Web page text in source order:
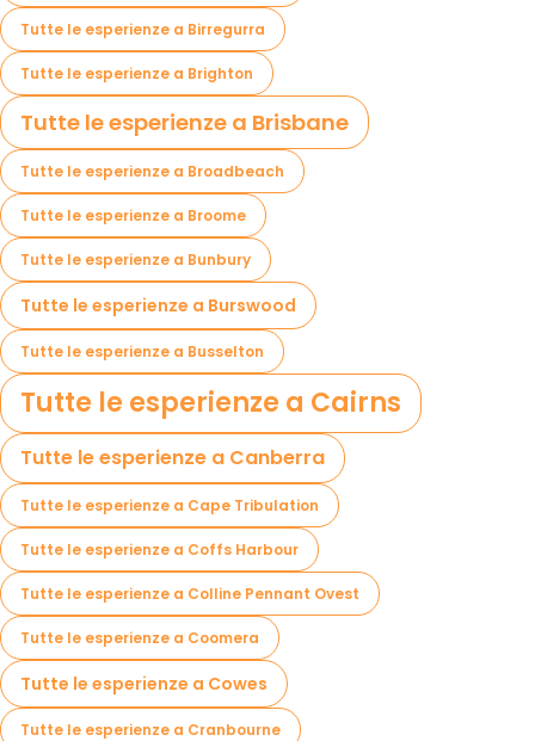
Tutte le esperienze a Birregurra
Tutte le esperienze a Brighton
Tutte le esperienze a Brisbane
Tutte le esperienze a Broadbeach
Tutte le esperienze a Broome
Tutte le esperienze a Bunbury
Tutte le esperienze a Burswood
Tutte le esperienze a Busselton
Tutte le esperienze a Cairns
Tutte le esperienze a Canberra
Tutte le esperienze a Cape Tribulation
Tutte le esperienze a Coffs Harbour
Tutte le esperienze a Colline Pennant Ovest
Tutte le esperienze a Coomera
Tutte le esperienze a Cowes
Tutte le esperienze a Cranbourne